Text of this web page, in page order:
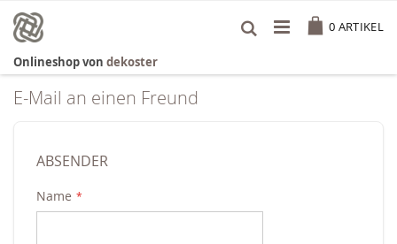
Inhalt
springen
0 ARTIKEL
Onlineshop von dekoster
E-Mail an einen Freund
ABSENDER
Name